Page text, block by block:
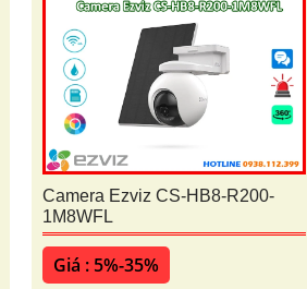
Camera Ezviz CS-HB8-R200-
1M8WFL
Giá : 5%-35%